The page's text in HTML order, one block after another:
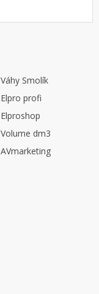
Váhy Smolík
Elpro profi
Elproshop
Volume dm3
AVmarketing